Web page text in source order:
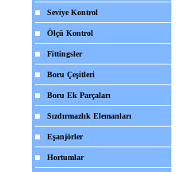
Seviye Kontrol
Ölçü Kontrol
Fittingsler
Boru Çeşitleri
Boru Ek Parçaları
Sızdırmazlık Elemanları
Eşanjörler
Hortumlar